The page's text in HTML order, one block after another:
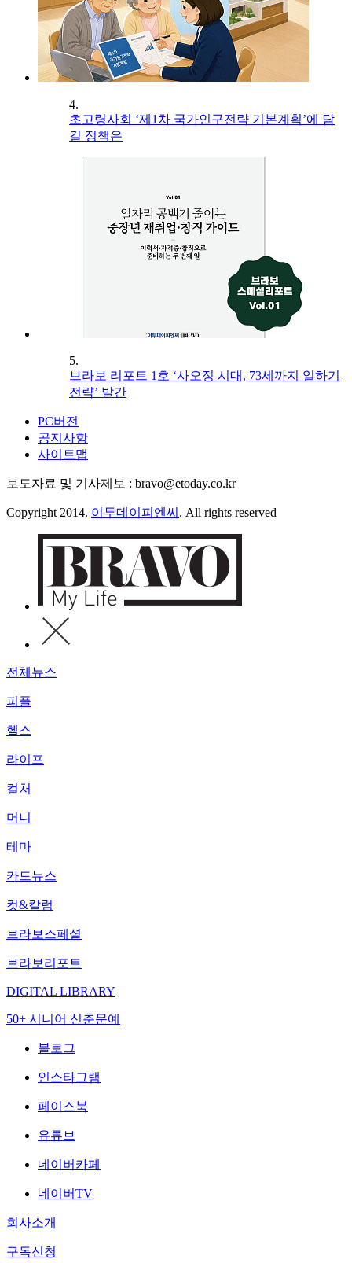
4.
초고령사회 ‘제1차 국가인구전략 기본계획’에 담
길 정책은
5.
브라보 리포트 1호 ‘사오정 시대, 73세까지 일하기
전략’ 발간
PC버전
공지사항
사이트맵
보도자료 및 기사제보 : bravo@etoday.co.kr
Copyright 2014. 이투데이피엔씨 . All rights reserved
전체뉴스
피플
헬스
라이프
컬처
머니
테마
카드뉴스
컷&칼럼
브라보스페셜
브라보리포트
DIGITAL LIBRARY
50+ 시니어 신춘문예
블로그
인스타그램
페이스북
유튜브
네이버카페
네이버TV
회사소개
구독신청